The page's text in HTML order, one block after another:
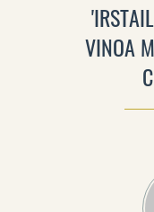
VINOA